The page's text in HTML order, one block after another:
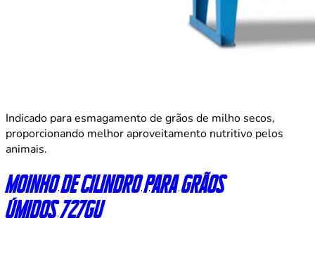
Indicado para esmagamento de grãos de milho secos,
proporcionando melhor aproveitamento nutritivo pelos
animais.
Moinho de cilindro para grãos
úmidos 727GU